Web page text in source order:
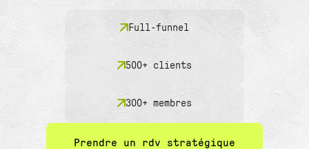
Full-funnel
500+ clients
300+ membres
Prendre un rdv stratégique